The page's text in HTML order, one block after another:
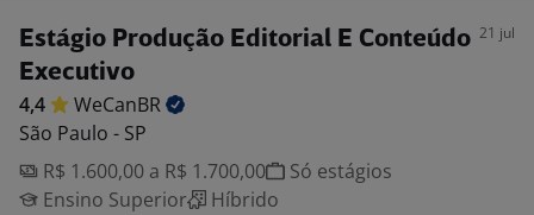
Estágio Produção Editorial E Conteúdo
Executivo
21 jul
4,4
WeCanBR
São Paulo - SP
R$ 1.600,00 a R$ 1.700,00
Só estágios
Ensino Superior
Híbrido